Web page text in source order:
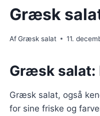
Græsk
AfGræsk salat 11.
Græsk salat:
Græsk salat, også
for sine friske og